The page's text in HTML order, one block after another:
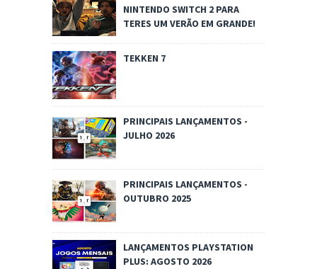
NINTENDO SWITCH 2 PARA
TERES UM VERÃO EM GRANDE!
TEKKEN 7
PRINCIPAIS LANÇAMENTOS -
JULHO 2026
PRINCIPAIS LANÇAMENTOS -
OUTUBRO 2025
LANÇAMENTOS PLAYSTATION
PLUS: AGOSTO 2026